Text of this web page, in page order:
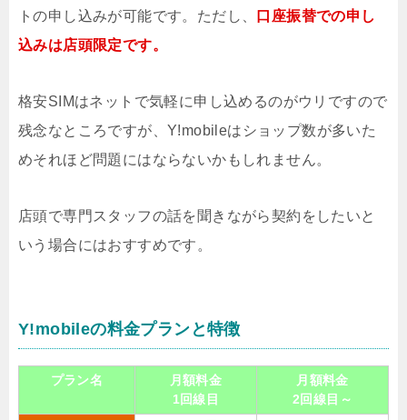
トの申し込みが可能です。ただし、
口座振替での申し
込みは店頭限定です。
格安SIMはネットで気軽に申し込めるのがウリですので
残念なところですが、Y!mobileはショップ数が多いた
めそれほど問題にはならないかもしれません。
店頭で専門スタッフの話を聞きながら契約をしたいと
いう場合にはおすすめです。
Y!mobileの料金プランと特徴
プラン名
月額料金
1回線目
月額料金
2回線目～